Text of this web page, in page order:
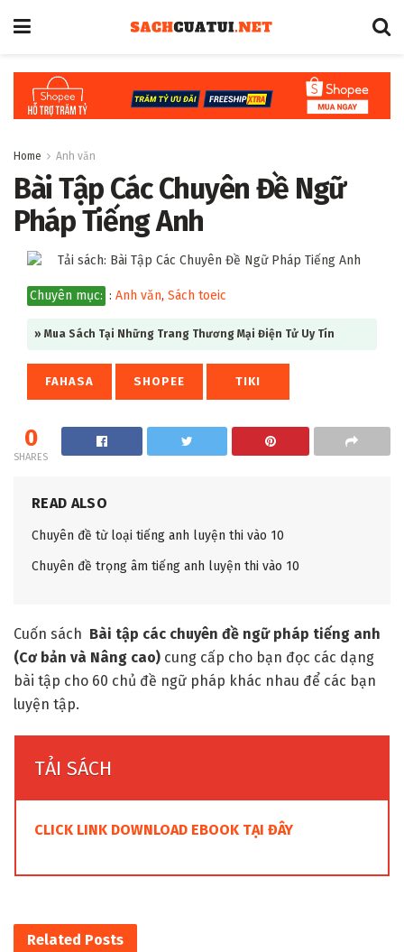
Home Anh văn
Bài Tập Các Chuyên Đề Ngữ
Pháp Tiếng Anh
Chuyên mục: : Anh văn, Sách toeic
» Mua Sách Tại Những Trang Thương Mại Điện Tử Uy Tín
FAHASA SHOPEE TIKI
0
SHARES
READ ALSO
Chuyên đề từ loại tiếng anh luyện thi vào 10
Chuyên đề trọng âm tiếng anh luyện thi vào 10
Cuốn sách Bài tập các chuyên đề ngữ pháp tiếng anh
(Cơ bản và Nâng cao) cung cấp cho bạn đọc các dạng
bài tập cho 60 chủ đề ngữ pháp khác nhau để các bạn
luyện tập.
TẢI SÁCH
CLICK LINK DOWNLOAD EBOOK TẠI ĐÂY
Related Posts